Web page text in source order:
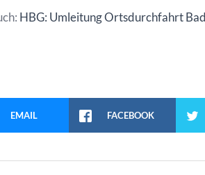
HBG: Umleitung Ortsdurchfahrt
EMAIL FACEBOOK